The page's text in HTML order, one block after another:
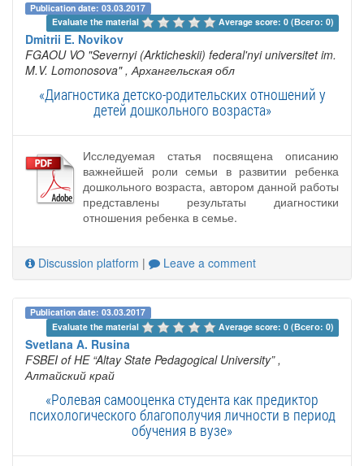
Publication date: 03.03.2017
Evaluate the material
Average score: 0 (Всего: 0)
Dmitrii E. Novikov
FGAOU VO "Severnyi (Arkticheskii) federal'nyi universitet im.
M.V. Lomonosova" , Архангельская обл
«Диагностика детско-родительских отношений у
детей дошкольного возраста»
Исследуемая статья посвящена описанию
важнейшей роли семьи в развитии ребенка
дошкольного возраста, автором данной работы
представлены результаты диагностики
отношения ребенка в семье.
Discussion platform | Leave a comment
Publication date: 03.03.2017
Evaluate the material
Average score: 0 (Всего: 0)
Svetlana A. Rusina
FSBEI of HE “Altay State Pedagogical University” ,
Алтайский край
«Ролевая самооценка студента как предиктор
психологического благополучия личности в период
обучения в вузе»